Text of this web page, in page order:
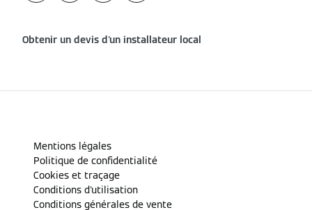
Obtenir un devis d'un installateur local
Mentions légales
Politique de confidentialité
Cookies et traçage
Conditions d'utilisation
Conditions générales de vente